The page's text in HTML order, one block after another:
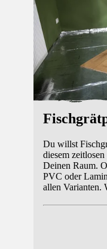
Du willst
diesem
Deinen Raum.
PVC oder
allen Varianten.